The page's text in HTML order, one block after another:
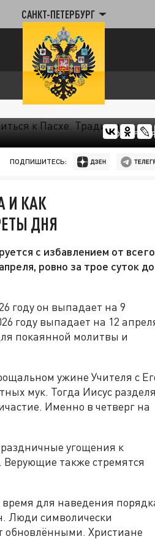
САНКТ-ПЕТЕРБУРГ
ФОТО:
ПОДПИШИТЕСЬ:
И КАК
ДНЯ
с избавлением от всего
ровно за трое суток до
году он выпадает на 9
году выпадает на 12
покаянной молитвы и
ужине Учителя с
мук. Тогда Иисус
Именно в четверг на
угощения к
Верующие также стремятся
для наведения
Люди символически
обновлёнными. Христиане